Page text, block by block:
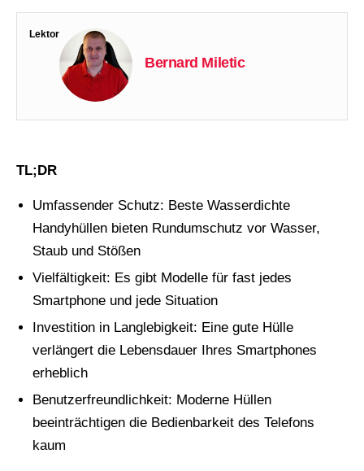
Lektor
Bernard Miletic
TL;DR
Umfassender Schutz: Beste Wasserdichte
Handyhüllen bieten Rundumschutz vor Wasser,
Staub und Stößen
Vielfältigkeit: Es gibt Modelle für fast jedes
Smartphone und jede Situation
Investition in Langlebigkeit: Eine gute Hülle
verlängert die Lebensdauer Ihres Smartphones
erheblich
Benutzerfreundlichkeit: Moderne Hüllen
beeinträchtigen die Bedienbarkeit des Telefons
kaum